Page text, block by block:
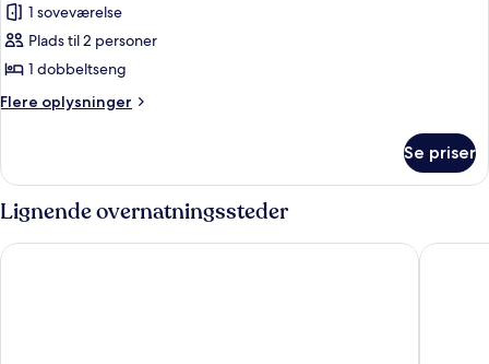
1 soveværelse
Plads til 2 personer
1 dobbeltseng
Flere oplysninger
Flere
værelse
havudsigt
Se priser
Lignende overnatningssteder
Hotel Costa Dorada BUE